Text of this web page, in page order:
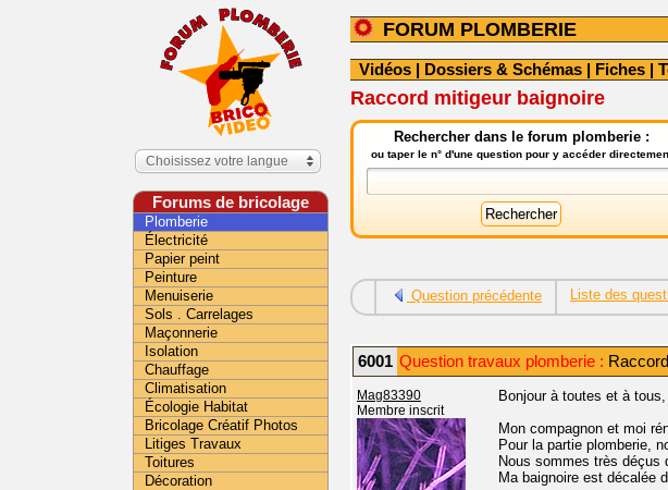
FORUM PLOMBERIE
Vidéos | Dossiers & Schémas | Fiches |
Raccord mitigeur baignoire
Rechercher dans le forum plomberie :
ou taper le n° d'une question pour y accéder
Question précédente Liste des
6001 Question travaux plomberie :
Mag83390
Membre inscrit
Bonjour à toutes et à tous,
Mon compagnon et moi
Pour la partie plomberie,
Nous sommes très déçus
Ma baignoire est décalée
Choisissez votre langue
Forums de bricolage
Plomberie
Électricité
Papier peint
Peinture
Menuiserie
Sols . Carrelages
Maçonnerie
Isolation
Chauffage
Climatisation
Écologie Habitat
Bricolage Créatif Photos
Litiges Travaux
Toitures
Décoration